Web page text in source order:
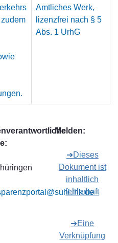
Amtliches Werk,
lizenzfrei nach § 5
Abs. 1 UrhG
Melden:
➔Dieses
Dokument ist
inhaltlich
fehlerhaft
➔Eine
Verknüpfung